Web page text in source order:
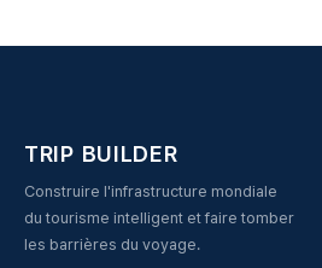
TRIP BUILDER
Construire l'infrastructure mondiale
du tourisme intelligent et faire tomber
les barrières du voyage.